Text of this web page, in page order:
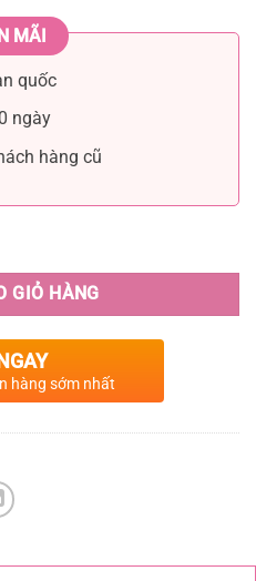
MÃI
quốc
ngày
hàng cũ
GIỎ HÀNG
hàng sớm nhất